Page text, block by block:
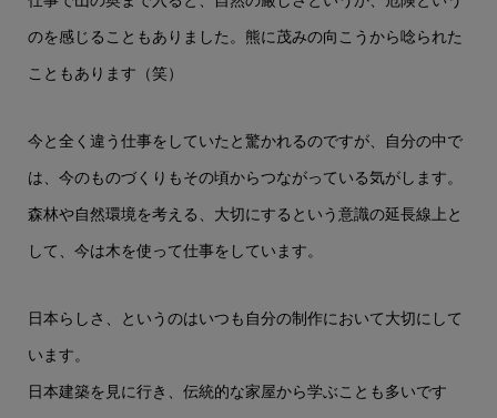
のを感じることもありました。熊に茂みの向こうから唸られた
こともあります（笑）
今と全く違う仕事をしていたと驚かれるのですが、自分の中で
は、今のものづくりもその頃からつながっている気がします。
森林や自然環境を考える、大切にするという意識の延長線上と
して、今は木を使って仕事をしています。
日本らしさ、というのはいつも自分の制作において大切にして
います。
日本建築を見に行き、伝統的な家屋から学ぶことも多いです